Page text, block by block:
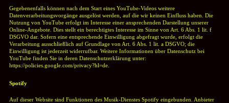
Gegebenenfalls können nach dem Start eines YouTube-Videos weitere
Datenverarbeitungsvorgänge ausgelöst werden, auf die wir keinen Einfluss haben. Die
Nutzung von YouTube erfolgt im Interesse einer ansprechenden Darstellung unserer
Online-Angebote. Dies stellt ein berechtigtes Interesse im Sinne von Art. 6 Abs. 1 lit. f
DSGVO dar. Sofern eine entsprechende Einwilligung abgefragt wurde, erfolgt die
Verarbeitung ausschließlich auf Grundlage von Art. 6 Abs. 1 lit. a DSGVO; die
Einwilligung ist jederzeit widerrufbar. Weitere Informationen über Datenschutz bei
YouTube finden Sie in deren Datenschutzerklärung unter:
https://policies.google.com/privacy?hl=de.
Spotify
Auf dieser Website sind Funktionen des Musik-Dienstes Spotify eingebunden. Anbieter